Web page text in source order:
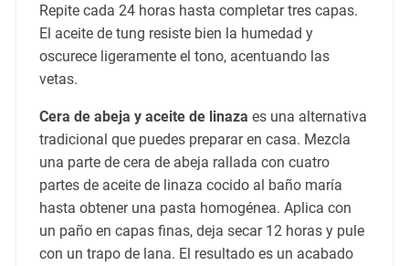
Repite cada 24 horas hasta completar tres capas.
El aceite de tung resiste bien la humedad y
oscurece ligeramente el tono, acentuando las
vetas.
Cera de abeja y aceite de linaza es una alternativa
tradicional que puedes preparar en casa. Mezcla
una parte de cera de abeja rallada con cuatro
partes de aceite de linaza cocido al baño maría
hasta obtener una pasta homogénea. Aplica con
un paño en capas finas, deja secar 12 horas y pule
con un trapo de lana. El resultado es un acabado